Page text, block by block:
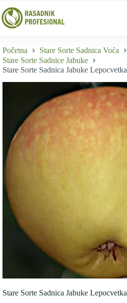
to
content
Početna
Stare Sorte Sadnica Voća
Stare Sorte Sadnice Jabuke
Stare Sorte Sadnica Jabuke Lepocvetka
Stare Sorte Sadnica Jabuke Lepocvetka